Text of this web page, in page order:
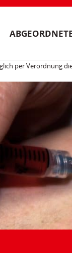
per Verordnung